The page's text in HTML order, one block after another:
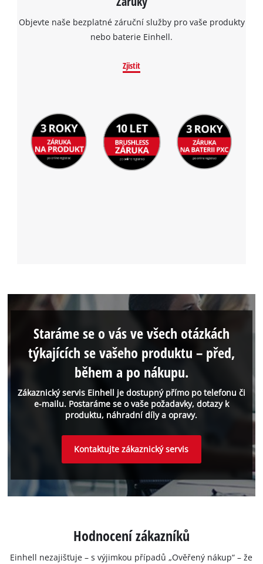
Objevte naše bezplatné záruční služby pro vaše produkty
nebo baterie Einhell.
Zjistit
Zákaznický servis Einhell je dostupný přímo po telefonu či
e-mailu. Postaráme se o vaše požadavky, dotazy k
produktu, náhradní díly a opravy.
Staráme se o vás ve všech otázkách
týkajících se vašeho produktu – před,
během a po nákupu.
Kontaktujte zákaznický servis
Hodnocení zákazníků
Einhell nezajišťuje – s výjimkou případů „Ověřený nákup“ – že